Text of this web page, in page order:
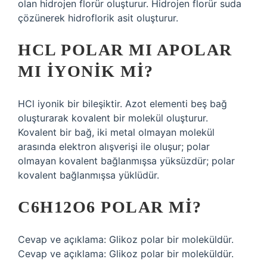
olan hidrojen florür oluşturur. Hidrojen florür suda
çözünerek hidroflorik asit oluşturur.
HCL POLAR MI APOLAR
MI IYONIK MI?
HCl iyonik bir bileşiktir. Azot elementi beş bağ
oluşturarak kovalent bir molekül oluşturur.
Kovalent bir bağ, iki metal olmayan molekül
arasında elektron alışverişi ile oluşur; polar
olmayan kovalent bağlanmışsa yüksüzdür; polar
kovalent bağlanmışsa yüklüdür.
C6H12O6 POLAR MI?
Cevap ve açıklama: Glikoz polar bir moleküldür.
Cevap ve açıklama: Glikoz polar bir moleküldür.